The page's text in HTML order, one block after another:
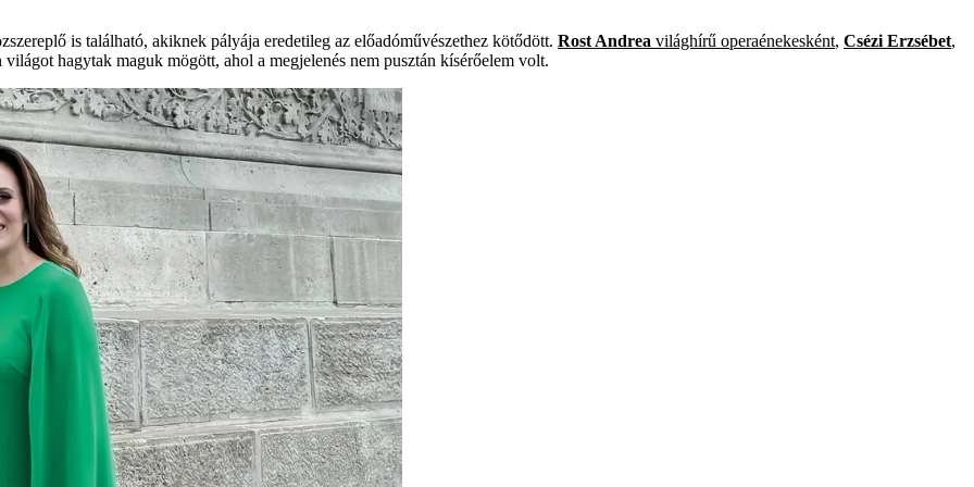
is található, akiknek pályája eredetileg az előadóművészethez kötődött. Rost Andrea világhírű operaénekesként, Csézi Erzsébet,
hagytak maguk mögött, ahol a megjelenés nem pusztán kísérőelem volt.